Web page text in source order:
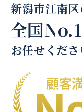
新潟市江南
全国No.1
お任せくださ